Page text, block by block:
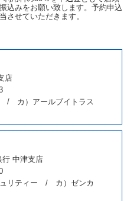
きないときは、予約と異なる
以下「代替レンタカー」と
し入れることができるもの
の借受条件でレンタカー提
し渡すものとします。な
料金が予約された車種クラ
ときは、予約した車種クラ
し、予約された車種クラス
ンタカーの貸渡しの申入れ
ことができるものとしま
しをすることができない原
由によるときには第４条第
取り扱い、当社は受領済の
込みをお願い致します。予約申込
させていただきます。
店
/ カ）アールブイトラス
行 中津支店
ュリティー / カ）ゼンカ